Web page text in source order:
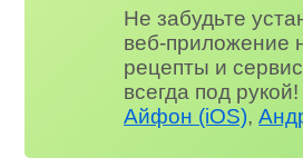
Не забудьте
веб-приложение
рецепты и
всегда под рукой!
Айфон (iOS),